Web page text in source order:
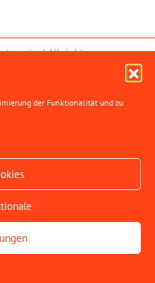
der Funktionalität und zu
to enjoy! All rights